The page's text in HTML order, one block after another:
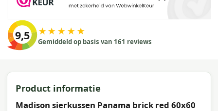
9,5 ★★★★★
Gemiddeld op basis van 161 reviews
Product informatie
Madison sierkussen Panama brick red 60x60